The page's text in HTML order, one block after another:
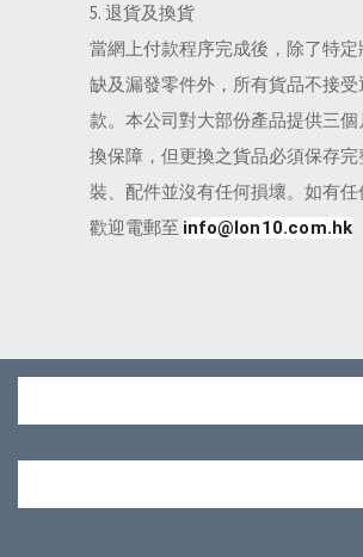
5. 退貨及換貨
當網上付款程序完成後，除了特
缺及漏發零件外，所有貨品不接受
款。本公司對大部份產品提供三
換保障，但更換之貨品必須保存完
裝、配件並沒有任何損壞。如有任
歡迎電郵至 info@lon10.com.hk